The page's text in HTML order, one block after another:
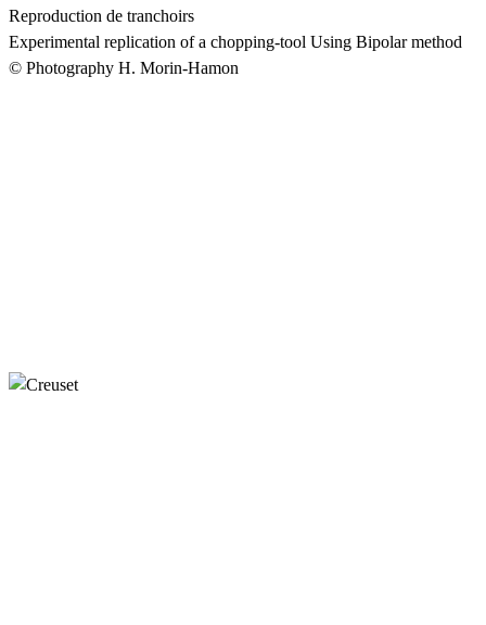
Reproduction de tranchoirs
Experimental replication of a chopping-tool Using Bipolar method
© Photography H. Morin-Hamon